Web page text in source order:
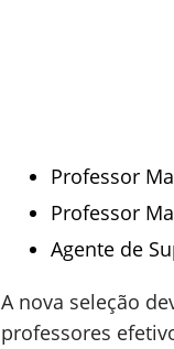
Professor
Professor
Agente de
A nova seleção
professores